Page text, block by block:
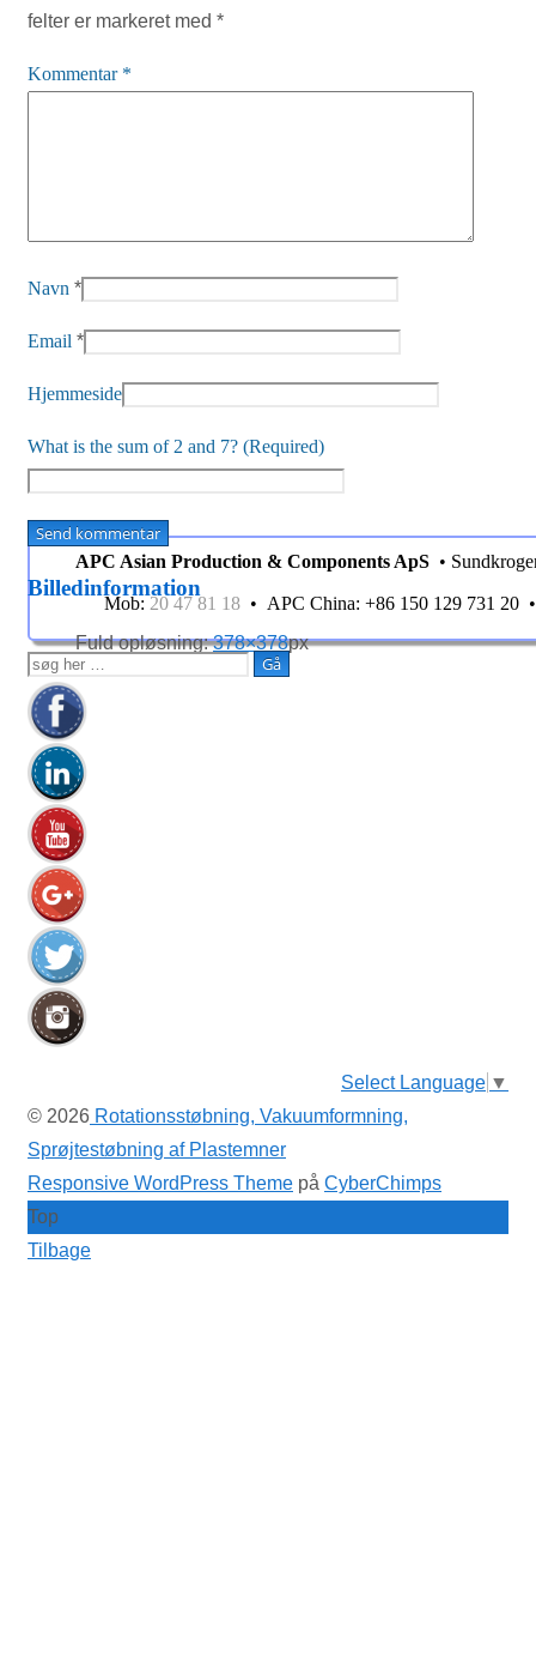
felter er markeret med *
Kommentar *
Navn *
Email *
Hjemmeside
What is the sum of 2 and 7? (Required)
Billedinformation
Fuld opløsning:378×378px
APC Asian Production & Components ApS •
Mob: 20 47 81 18 • APC China: +86 150 129 731 20
Søg
efter:
Select Language ▼
© 2026 Rotationsstøbning, Vakuumformning,
Sprøjtestøbning af Plastemner
Responsive WordPress Theme på CyberChimps
Top
Tilbage